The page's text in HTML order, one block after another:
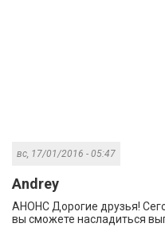
вс, 17/01/2016 - 05:47
Andrey
АНОНС Дорогие друзья!
вы сможете насладиться